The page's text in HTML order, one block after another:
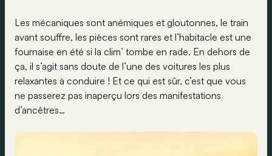
Les mécaniques sont anémiques et gloutonnes, le train
avant souffre, les pièces sont rares et l’habitacle est une
fournaise en été si la clim’ tombe en rade. En dehors de
ça, il s’agit sans doute de l’une des voitures les plus
relaxantes à conduire ! Et ce qui est sûr, c’est que vous
ne passerez pas inaperçu lors des manifestations
d’ancêtres…